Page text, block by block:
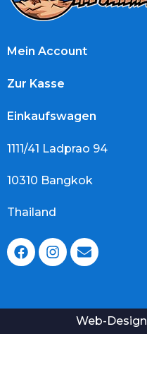
Mein Account
Zur Kasse
Einkaufswagen
1111/41 Ladprao 94
10310 Bangkok
Thailand
Web-Design